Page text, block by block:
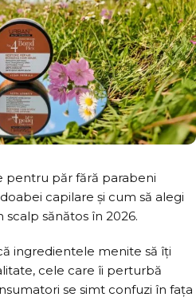
pentru păr fără parabeni
capilare și cum să alegi
sănătos în 2026.
ingredientele menite să îți
cele care îi perturbă
se simt confuzi în fața